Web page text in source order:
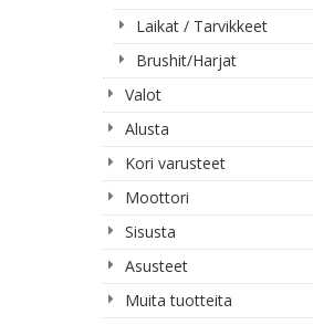
Laikat / Tarvikkeet
Brushit/Harjat
Valot
Alusta
Kori varusteet
Moottori
Sisusta
Asusteet
Muita tuotteita